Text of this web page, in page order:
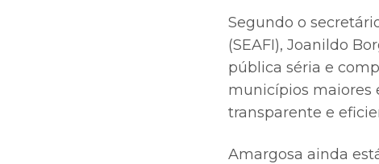
Segundo o
(SEAFI), Joanildo
pública séria e
municípios maiores
transparente e
Amargosa ainda